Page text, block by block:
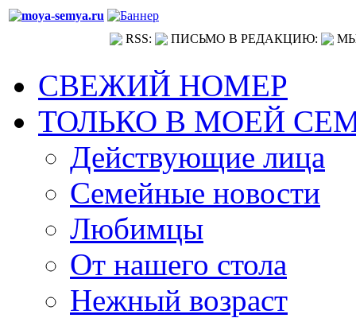
RSS: ПИСЬМО В РЕДАКЦИЮ:
СВЕЖИЙ НОМЕР
ТОЛЬКО В МОЕЙ
Действующие лица
Семейные новости
Любимцы
От нашего стола
Нежный возраст